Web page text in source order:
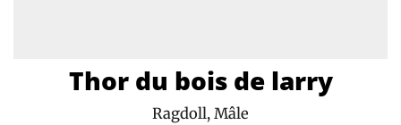
Thor du bois de larry
Ragdoll, Mâle